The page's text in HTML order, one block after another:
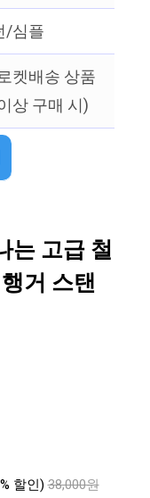
/심플
켓배송 상품
상 구매 시)
는 고급 철
거 스탠
할인) 38,000원